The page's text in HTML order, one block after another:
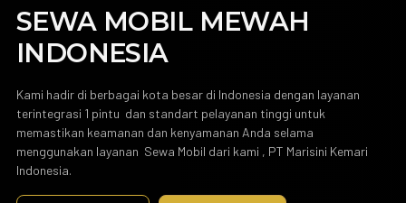
SEWA MOBIL MEWAH
INDONESIA
Kami hadir di berbagai kota besar di Indonesia dengan layanan
terintegrasi 1 pintu dan standart pelayanan tinggi untuk
memastikan keamanan dan kenyamanan Anda selama
menggunakan layanan Sewa Mobil dari kami , PT Marisini Kemari
Indonesia.